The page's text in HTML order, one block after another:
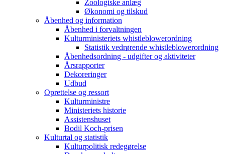
Zoologiske anlæg
Økonomi og tilskud
Åbenhed og information
Åbenhed i forvaltningen
Kulturministeriets whistleblowerordning
Statistik vedrørende whistleblowerordning
Åbenhedsordning - udgifter og aktiviteter
Årsrapporter
Dekoreringer
Udbud
Oprettelse og ressort
Kulturministre
Ministeriets historie
Assistenshuset
Bodil Koch-prisen
Kulturtal og statistik
Kulturpolitisk redegørelse